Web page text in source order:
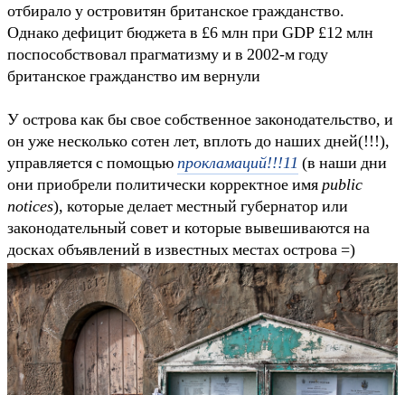
отбирало у островитян британское гражданство.
Однако дефицит бюджета в £6 млн при GDP £12 млн
поспособствовал прагматизму и в 2002-м году
британское гражданство им вернули
У острова как бы свое собственное законодательство, и
он уже несколько сотен лет, вплоть до наших дней(!!!),
управляется с помощьюпрокламаций!!!11 (в наши дни
они приобрели политически корректное имяpublic
notices), которые делает местный губернатор или
законодательный совет и которые вывешиваются на
досках объявлений в известных местах острова =)